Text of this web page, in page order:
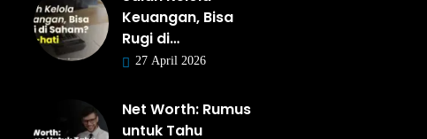
Keuangan, Bisa
Rugi di…
27 April 2026
Net Worth: Rumus
untuk Tahu